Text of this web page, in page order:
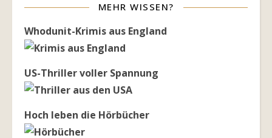
MEHR WISSEN?
Whodunit-Krimis aus England
US-Thriller voller Spannung
Hoch leben die Hörbücher